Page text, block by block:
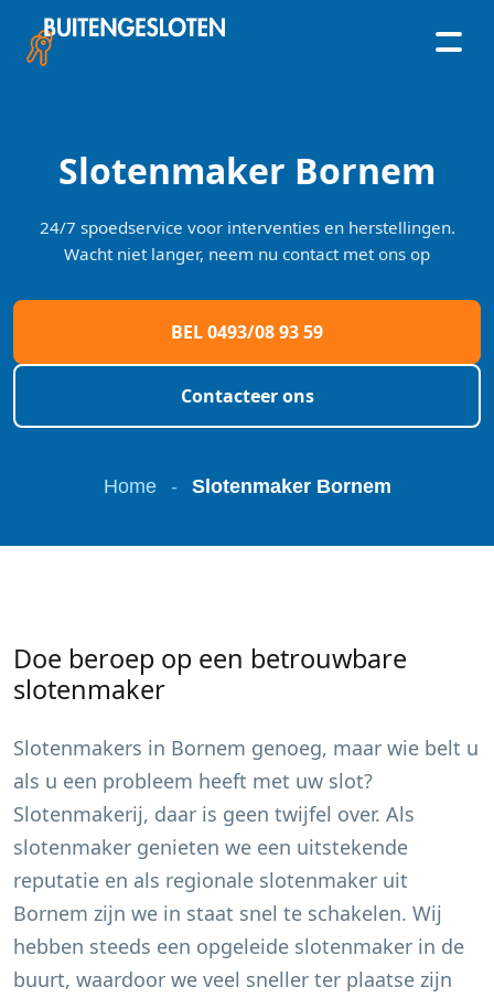
content
Slotenmaker Bornem
24/7 spoedservice voor interventies en herstellingen.
Wacht niet langer, neem nu contact met ons op
BEL 0493/08 93 59
Contacteer ons
Home - Slotenmaker Bornem
Doe beroep op een betrouwbare
slotenmaker
Slotenmakers in Bornem genoeg, maar wie belt u
als u een probleem heeft met uw slot?
Slotenmakerij, daar is geen twijfel over. Als
slotenmaker genieten we een uitstekende
reputatie en als regionale slotenmaker uit
Bornem zijn we in staat snel te schakelen. Wij
hebben steeds een opgeleide slotenmaker in de
buurt, waardoor we veel sneller ter plaatse zijn